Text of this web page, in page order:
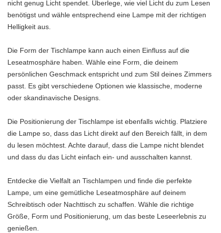
nicht genug Licht spendet. Überlege, wie viel Licht du zum Lesen
benötigst und wähle entsprechend eine Lampe mit der richtigen
Helligkeit aus.
Die Form der Tischlampe kann auch einen Einfluss auf die
Leseatmosphäre haben. Wähle eine Form, die deinem
persönlichen Geschmack entspricht und zum Stil deines Zimmers
passt. Es gibt verschiedene Optionen wie klassische, moderne
oder skandinavische Designs.
Die Positionierung der Tischlampe ist ebenfalls wichtig. Platziere
die Lampe so, dass das Licht direkt auf den Bereich fällt, in dem
du lesen möchtest. Achte darauf, dass die Lampe nicht blendet
und dass du das Licht einfach ein- und ausschalten kannst.
Entdecke die Vielfalt an Tischlampen und finde die perfekte
Lampe, um eine gemütliche Leseatmosphäre auf deinem
Schreibtisch oder Nachttisch zu schaffen. Wähle die richtige
Größe, Form und Positionierung, um das beste Leseerlebnis zu
genießen.